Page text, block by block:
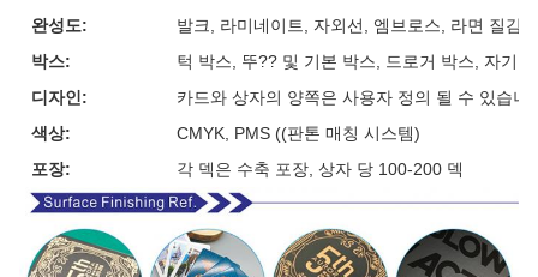
완성도:
발크, 라미네이트, 자외선, 엠브로스, 라면 질감,
박스:
턱 박스, 뚜?? 및 기본 박스, 드로거 박스, 자기
디자인:
카드와 상자의 양쪽은 사용자 정의 될 수 있습니
색상:
CMYK, PMS ((판톤 매칭 시스템)
포장:
각 덱은 수축 포장, 상자 당 100-200 덱